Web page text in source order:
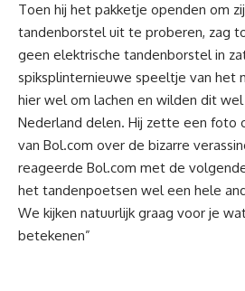
Toen hij het pakketje openden om
tandenborstel uit te proberen, zag
geen elektrische tandenborstel in
spiksplinternieuwe speeltje van het
hier wel om lachen en wilden dit
Nederland delen. Hij zette een foto
van Bol.com over de bizarre
reageerde Bol.com met de
het tandenpoetsen wel een hele
We kijken natuurlijk graag voor je
betekenen”